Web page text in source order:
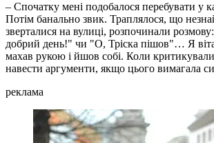
– Спочатку мені подобалося перебувати у
Потім банально звик. Траплялося, що
зверталися на вулиці, розпочинали
добрий день!" чи "О, Тріска пішов"… Я
махав рукою і йшов собі. Коли
навести аргументи, якщо цього вимагала
реклама